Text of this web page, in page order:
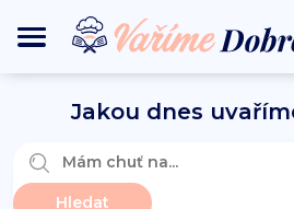
Jakou dnes